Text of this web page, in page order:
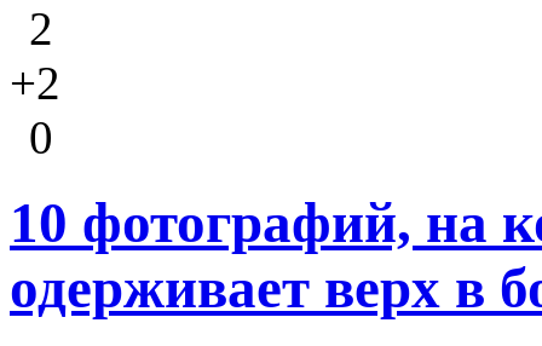
2
+2
0
10 фотографий, на
одерживает верх в